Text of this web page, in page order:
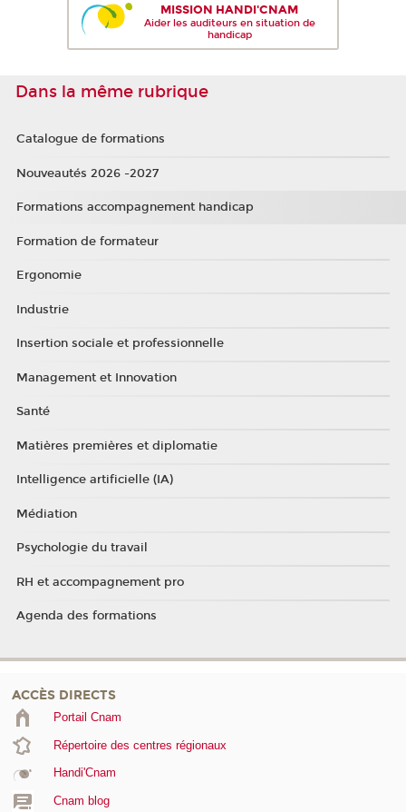
MISSION HANDI'CNAM
Aider les auditeurs en situation de
handicap
Dans la même rubrique
Catalogue de formations
Nouveautés 2026 -2027
Formations accompagnement handicap
Formation de formateur
Ergonomie
Industrie
Insertion sociale et professionnelle
Management et Innovation
Santé
Matières premières et diplomatie
Intelligence artificielle (IA)
Médiation
Psychologie du travail
RH et accompagnement pro
Agenda des formations
ACCÈS DIRECTS
Portail Cnam
Répertoire des centres régionaux
Handi'Cnam
Cnam blog